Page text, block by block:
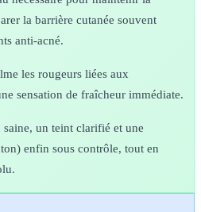
la barrière cutanée souvent
anti-acné.
les rougeurs liées aux
sensation de fraîcheur immédiate.
saine, un teint clarifié et une
enfin sous contrôle, tout en